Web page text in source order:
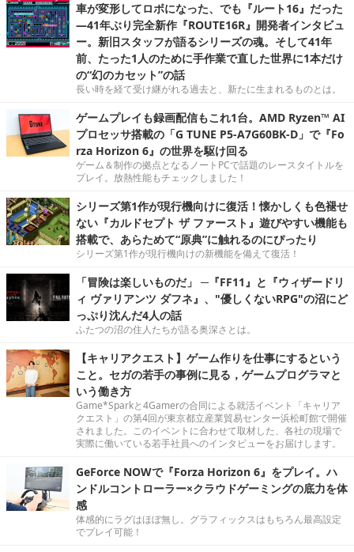
車が変形してロボになった、でも『ルート16』だった
―41年ぶり完全新作『ROUTE16R』開発者インタビュ
ー。新旧スタッフが語るシリーズの魂。そして41年
前、たった1人のために手作業で直した世界に1本だけ
の“幻のカセット”の話
長い時を経て受け継がれる過去と、新たに生まれるものとは。
ゲームプレイも録画配信もこれ1台。AMD Ryzen™ AI
プロセッサ搭載の「G TUNE P5-A7G60BK-D」で『Fo
rza Horizon 6』の世界を駆け回る
ゲーム＆制作の拠点となるノートPCで話題のレースタイトルを
プレイ。放熱性能もチェックしました！
シリーズ第1作が現行機向けに復活！懐かしくも色褪せ
ない『カルドセプト ザ ファースト』遊びやすい機能も
搭載で、あらためて“原典”に触れるのにぴったり
シリーズ第1作が現行機向けの新機能を備えて復活！
「冒険は楽しいものだ」 ─『FF11』と『ウィザードリ
ィ ヴァリアンツ ダフネ』、"優しくないRPG"の沼にど
っぷり沈んだ4人の話
ふたつの沼の住人たちが語る奥深さとは。
【キャリアクエスト】ゲーム作りを仕事にするという
こと。セガの若手の事例に見る，ゲームプログラマと
いう働き方
Game*Sparkと4Gamerの合同による就活イベント「キャリア
クエスト」の第4回が東京都立産業貿易センター浜松町館で開催
されました。このイベントに合わせて取材した、各社の現場で
実際に働いている若手社員へのインタビューをお届けします。
GeForce NOWで『Forza Horizon 6』をプレイ。ハ
ンドルコントローラー×クラウドゲーミングの底力を体
感
体感的にラグはほぼ無し。グラフィックスはもちろん最高設定
でプレイ可能！